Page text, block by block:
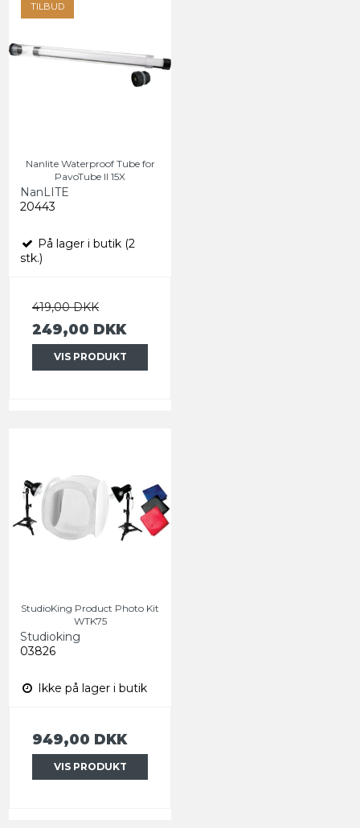
TILBUD
Nanlite Waterproof Tube for
PavoTube II 15X
NanLITE
20443
På lager i butik (2
stk.)
419,00 DKK
249,00 DKK
VIS PRODUKT
StudioKing Product Photo Kit
WTK75
Studioking
03826
Ikke på lager i butik
949,00 DKK
VIS PRODUKT